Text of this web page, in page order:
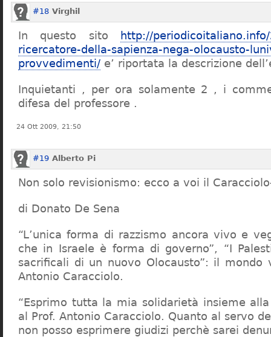
#18 Virghil
In questo sito
http://
ricercatore-della-sapienza-nega-olocausto-
provvedimenti/ e’ riportata la descrizione
Inquietanti , per ora solamente 2 , i
difesa del professore .
24 Ott 2009, 21:50
#19 Alberto Pi
Non solo revisionismo: ecco a voi il
di Donato De Sena
“L’unica forma di razzismo ancora vivo e
che in Israele è forma di governo”, “I
sacrificali di un nuovo Olocausto”: il mondo
Antonio Caracciolo.
“Esprimo tutta la mia solidarietà insieme
al Prof. Antonio Caracciolo. Quanto al servo
non posso esprimere giudizi perchè sarei